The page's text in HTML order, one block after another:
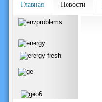
Главная Новости